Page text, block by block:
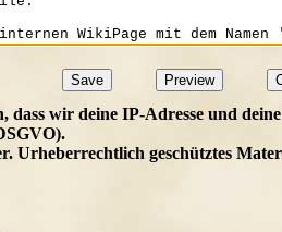
wir deine IP-Adresse und
Urheberrechtlich geschütztes